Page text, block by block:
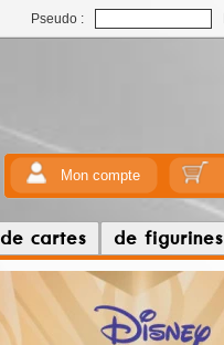
Pseudo :
Mon compte
de cartes de figurines